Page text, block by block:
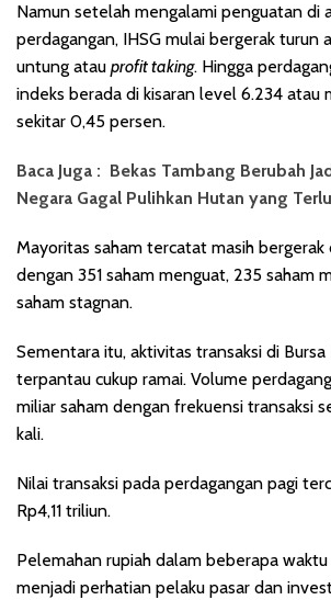
Namun setelah mengalami penguatan di
perdagangan, IHSG mulai bergerak turun
untung atau profit taking. Hingga
indeks berada di kisaran level 6.234 atau
sekitar 0,45 persen.
Baca Juga : Bekas Tambang Berubah
Negara Gagal Pulihkan Hutan yang
Mayoritas saham tercatat masih bergerak
dengan 351 saham menguat, 235 saham
saham stagnan.
Sementara itu, aktivitas transaksi di
terpantau cukup ramai. Volume
miliar saham dengan frekuensi transaksi
kali.
Nilai transaksi pada perdagangan pagi
Rp4,11 triliun.
Pelemahan rupiah dalam beberapa
menjadi perhatian pelaku pasar dan